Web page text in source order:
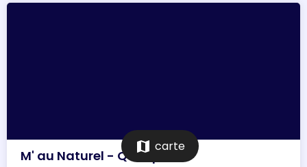
M' au Naturel - Quimper
map carte